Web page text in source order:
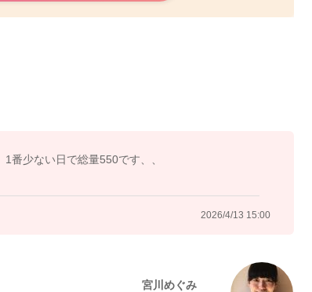
かりと飲んでくれることもあります。
ら、タイミングを活かすようにされるといいと思
番少ない日で総量550です、、
2026/4/13 15:00
宮川めぐみ